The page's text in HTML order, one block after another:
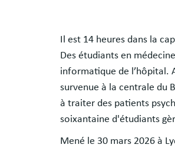
Il est 14 heures dans la
Des étudiants en
informatique de l’hôpital.
survenue à la centrale du
à traiter des patients
soixantaine d'étudiants
Mené le 30 mars 2026 à